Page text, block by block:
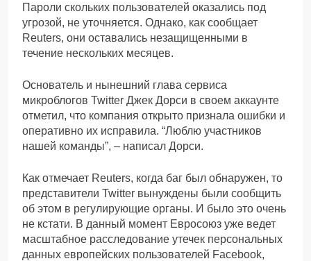
Пароли скольких пользователей оказались под
угрозой, не уточняется. Однако, как сообщает
Reuters, они оставались незащищенными в
течение нескольких месяцев.
Основатель и нынешний глава сервиса
микроблогов Twitter Джек Дорси в своем аккаунте
отметил, что компания открыто признала ошибки и
оперативно их исправила. “Люблю участников
нашей команды”, – написал Дорси.
Как отмечает Reuters, когда баг был обнаружен, то
представители Twitter вынуждены были сообщить
об этом в регулирующие органы. И было это очень
не кстати. В данный момент Евросоюз уже ведет
масштабное расследование утечек персональных
данных европейских пользователей Facebook,